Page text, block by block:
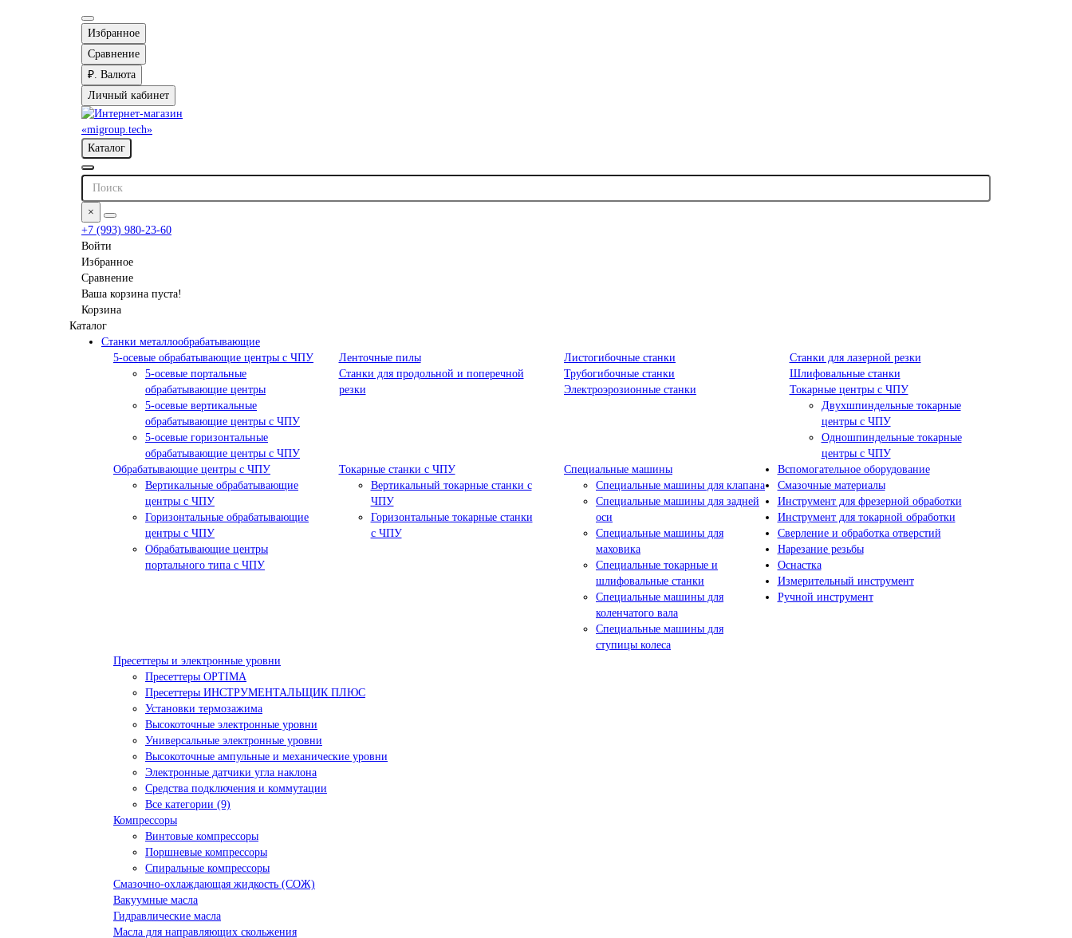
Избранное
Сравнение
₽. Валюта
Личный кабинет
Каталог
×
+7 (993) 980-23-60
Войти
Избранное
Сравнение
Ваша корзина пуста!
Корзина
Каталог
Станки металлообрабатывающие
5-осевые обрабатывающие центры с ЧПУ
5-осевые портальные
обрабатывающие центры
5-осевые вертикальные
обрабатывающие центры с ЧПУ
5-осевые горизонтальные
обрабатывающие центры с ЧПУ
Ленточные пилы Листогибочные станки
Станки для лазерной резки
Станки для продольной и поперечной
резки
Трубогибочные станки
Шлифовальные станки
Электроэрозионные станки
Токарные центры с ЧПУ
Двухшпиндельные токарные
центры с ЧПУ
Одношпиндельные токарные
центры с ЧПУ
Обрабатывающие центры с ЧПУ
Вертикальные обрабатывающие
центры с ЧПУ
Горизонтальные обрабатывающие
центры с ЧПУ
Обрабатывающие центры
портального типа с ЧПУ
Токарные станки с ЧПУ
Вертикальный токарные станки с
ЧПУ
Горизонтальные токарные станки
с ЧПУ
Специальные машины
Специальные машины для клапана
Специальные машины для задней
оси
Специальные машины для
маховика
Специальные токарные и
шлифовальные станки
Специальные машины для
коленчатого вала
Специальные машины для
ступицы колеса
Вспомогательное оборудование
Пресеттеры и электронные уровни
Пресеттеры OPTIMA
Пресеттеры ИНСТРУМЕНТАЛЬЩИК ПЛЮС
Установки термозажима
Высокоточные электронные уровни
Универсальные электронные уровни
Высокоточные ампульные и механические уровни
Электронные датчики угла наклона
Средства подключения и коммутации
Все категории (9)
Компрессоры
Винтовые компрессоры
Поршневые компрессоры
Спиральные компрессоры
Смазочные материалы
Смазочно-охлаждающая жидкость (СОЖ)
Вакуумные масла
Гидравлические масла
Масла для направляющих скольжения
Инструмент для фрезерной обработки
Инструмент для токарной обработки
Сверление и обработка отверстий
Нарезание резьбы
Оснастка
Измерительный инструмент
Ручной инструмент